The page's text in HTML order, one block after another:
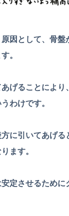
因として、骨盤
。
あげることによ
わけです。
に引いてあげる
ます。
定させるために